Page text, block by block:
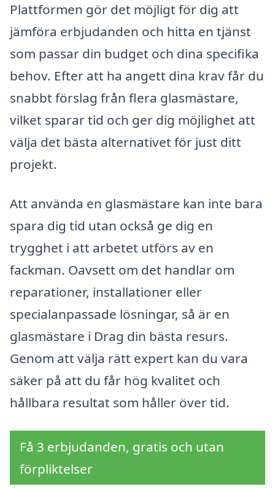
Plattformen gör det möjligt för dig att
jämföra erbjudanden och hitta en tjänst
som passar din budget och dina specifika
behov. Efter att ha angett dina krav får du
snabbt förslag från flera glasmästare,
vilket sparar tid och ger dig möjlighet att
välja det bästa alternativet för just ditt
projekt.
Att använda en glasmästare kan inte bara
spara dig tid utan också ge dig en
trygghet i att arbetet utförs av en
fackman. Oavsett om det handlar om
reparationer, installationer eller
specialanpassade lösningar, så är en
glasmästare i Drag din bästa resurs.
Genom att välja rätt expert kan du vara
säker på att du får hög kvalitet och
hållbara resultat som håller över tid.
Få 3 erbjudanden, gratis och utan
förpliktelser